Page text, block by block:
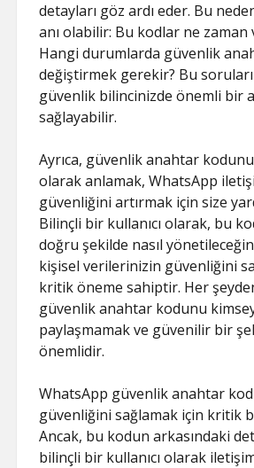
detayları göz ardı eder. Bu
anı olabilir: Bu kodlar ne zaman
Hangi durumlarda güvenlik
değiştirmek gerekir? Bu
güvenlik bilincinizde önemli bir
sağlayabilir.
Ayrıca, güvenlik anahtar
olarak anlamak, WhatsApp
güvenliğini artırmak için size
Bilinçli bir kullanıcı olarak, bu
doğru şekilde nasıl
kişisel verilerinizin güvenliğini
kritik öneme sahiptir. Her
güvenlik anahtar kodunu
paylaşmamak ve güvenilir bir
önemlidir.
WhatsApp güvenlik anahtar
güvenliğini sağlamak için kritik
Ancak, bu kodun arkasındaki
bilinçli bir kullanıcı olarak